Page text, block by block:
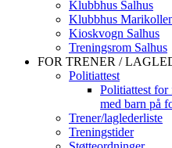
Klubbhus Salhus
Klubbhus
Kioskvogn Salhus
Treningsrom Salhus
FOR TRENER /
Politiattest
Politiattest for
med barn på
Trener/laglederliste
Treningstider